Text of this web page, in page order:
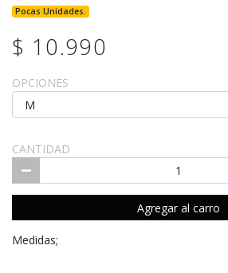
Pocas Unidades.
$ 10.990
OPCIONES
CANTIDAD
Agregar al carro
Medidas;